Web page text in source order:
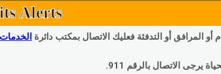
Alerts
المرافق أو التدفئة فعليك الاتصال بمكتب دائرة
يرجى الاتصال بالرقم 911.